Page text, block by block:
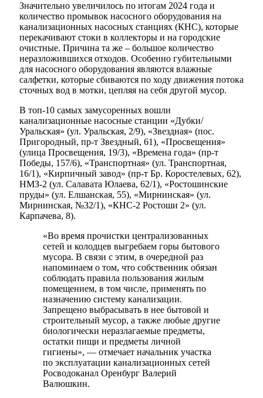
Значительно увеличилось по итогам 2024 года и
количество промывок насосного оборудования на
канализационных насосных станциях (КНС), которые
перекачивают стоки в коллекторы и на городские
очистные. Причина та же – большое количество
неразложившихся отходов. Особенно губительными
для насосного оборудования являются влажные
салфетки, которые сбиваются по ходу движения потока
сточных вод в мотки, цепляя на себя другой мусор.
В топ-10 самых замусоренных вошли
канализационные насосные станции «Дубки/
Уральская» (ул. Уральская, 2/9), «Звездная» (пос.
Пригородный, пр-т Звездный, 61), «Просвещения»
(улица Просвещения, 19/3), «Времена года» (пр-т
Победы, 157/6), «Транспортная» (ул. Транспортная,
16/1), «Кирпичный завод» (пр-т Бр. Коростелевых, 62),
НМЗ-2 (ул. Салавата Юлаева, 62/1), «Ростошинские
пруды» (ул. Елшанская, 55), «Мирнинская» (ул.
Мирнинская, №32/1), «КНС-2 Ростоши 2» (ул.
Карпачева, 8).
«Во время прочистки централизованных
сетей и колодцев выгребаем горы бытового
мусора. В связи с этим, в очередной раз
напоминаем о том, что собственник обязан
соблюдать правила пользования жилым
помещением, в том числе, применять по
назначению систему канализации.
Запрещено выбрасывать в нее бытовой и
строительный мусор, а также любые другие
биологически неразлагаемые предметы,
остатки пищи и предметы личной
гигиены», — отмечает начальник участка
по эксплуатации канализационных сетей
Росводоканал Оренбург Валерий
Валюшкин.